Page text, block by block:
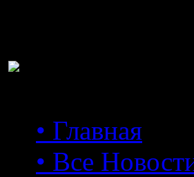
• Главная
• Все